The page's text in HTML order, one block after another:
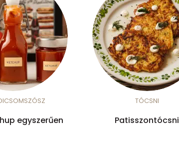
egyszerűen
TÓCSNI
Patisszontócsni